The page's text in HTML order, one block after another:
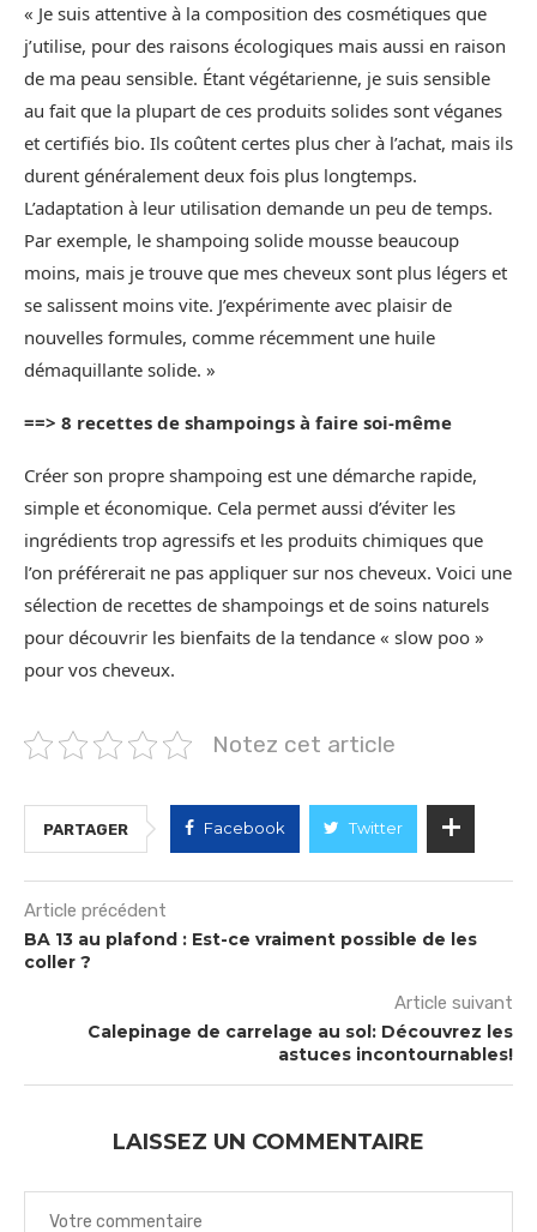
« Je suis attentive à la composition des cosmétiques que
j’utilise, pour des raisons écologiques mais aussi en raison
de ma peau sensible. Étant végétarienne, je suis sensible
au fait que la plupart de ces produits solides sont véganes
et certifiés bio. Ils coûtent certes plus cher à l’achat, mais ils
durent généralement deux fois plus longtemps.
L’adaptation à leur utilisation demande un peu de temps.
Par exemple, le shampoing solide mousse beaucoup
moins, mais je trouve que mes cheveux sont plus légers et
se salissent moins vite. J’expérimente avec plaisir de
nouvelles formules, comme récemment une huile
démaquillante solide. »
==> 8 recettes de shampoings à faire soi-même
Créer son propre shampoing est une démarche rapide,
simple et économique. Cela permet aussi d’éviter les
ingrédients trop agressifs et les produits chimiques que
l’on préférerait ne pas appliquer sur nos cheveux. Voici une
sélection de recettes de shampoings et de soins naturels
pour découvrir les bienfaits de la tendance « slow poo »
pour vos cheveux.
Notez cet article
PARTAGER Facebook Twitter
Article précédent
BA 13 au plafond : Est-ce vraiment possible de les
coller ?
Article suivant
Calepinage de carrelage au sol: Découvrez les
astuces incontournables!
LAISSEZ UN COMMENTAIRE